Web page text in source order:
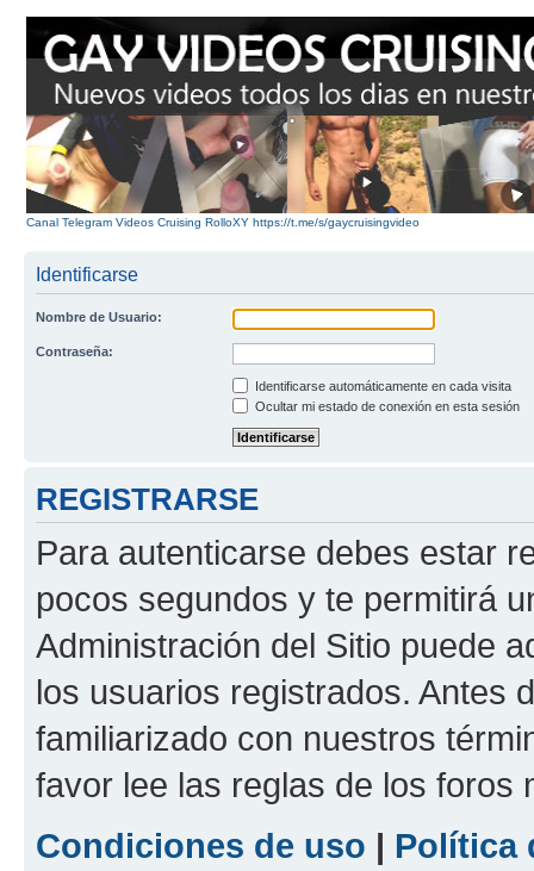
Canal Telegram Videos Cruising RolloXY https://t.me/s/gaycruisingvideo
Identificarse
Nombre de Usuario:
Contraseña:
Identificarse automáticamente en cada visita
Ocultar mi estado de conexión en esta sesión
REGISTRARSE
Para autenticarse debes estar
pocos segundos y te permitirá
Administración del Sitio puede
los usuarios registrados. Antes
familiarizado con nuestros
favor lee las reglas de los foros
Condiciones de uso | Política